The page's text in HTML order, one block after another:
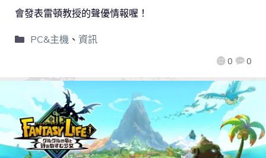
0 0
會發表雷頓教授的聲優情報喔！
PC&主機 、 資訊